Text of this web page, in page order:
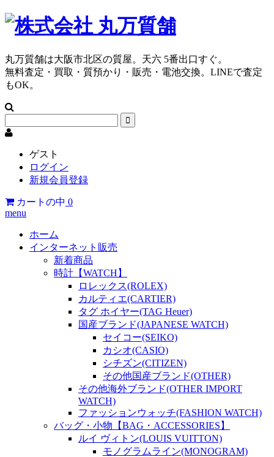
丸万質舗は大阪市北区の質屋。天六 5番出口すぐ。
無料査定・買取・質預かり・販売・電池交換。LINEで査定
もOK。
ゲスト
ログイン
新規会員登録
カートの中 0
menu
ホーム
インターネット販売
新着商品
時計【WATCH】
ロレックス(ROLEX)
カルティエ(CARTIER)
タグ ホイヤー(TAG Heuer)
国産ブランド(JAPANESE WATCH)
セイコー(SEIKO)
カシオ(CASIO)
シチズン(CITIZEN)
その他国産ブランド(OTHER)
その他海外ブランド(OTHER IMPORT
WATCH)
ファッションウォッチ(FASHION WATCH)
バッグ・小物【BAG・ACCESSORIES】
ルイ ヴィトン(LOUIS VUITTON)
モノグラムライン(MONOGRAM)